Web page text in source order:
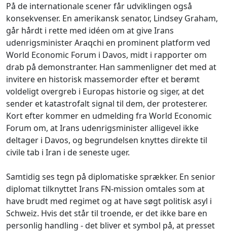
På de internationale scener får udviklingen også
konsekvenser. En amerikansk senator, Lindsey Graham,
går hårdt i rette med idéen om at give Irans
udenrigsminister Araqchi en prominent platform ved
World Economic Forum i Davos, midt i rapporter om
drab på demonstranter. Han sammenligner det med at
invitere en historisk massemorder efter et berømt
voldeligt overgreb i Europas historie og siger, at det
sender et katastrofalt signal til dem, der protesterer.
Kort efter kommer en udmelding fra World Economic
Forum om, at Irans udenrigsminister alligevel ikke
deltager i Davos, og begrundelsen knyttes direkte til
civile tab i Iran i de seneste uger.
Samtidig ses tegn på diplomatiske sprækker. En senior
diplomat tilknyttet Irans FN-mission omtales som at
have brudt med regimet og at have søgt politisk asyl i
Schweiz. Hvis det står til troende, er det ikke bare en
personlig handling - det bliver et symbol på, at presset